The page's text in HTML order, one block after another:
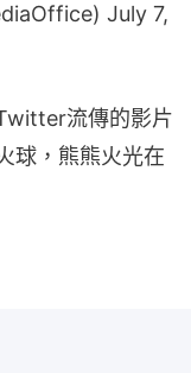
July 7,
流傳的影片
球，熊熊火光在